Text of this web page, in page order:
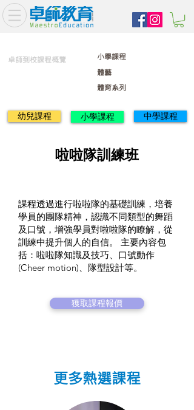
卓師到校課程概覽
體藝
體育系列
小學課程
幼兒課程 小學課程 中學課程
課程透過進行啦啦隊的基礎訓練，培養
學員的團隊精神，認識不同類型的舞蹈
及口號，增強學員對啦啦隊的瞭解，從
訓練中提升個人的自信。 主要內容包
括：啦啦隊知識及技巧、口號動作
(Cheer motion)、隊型設計等。
獲取課程報價
啦啦隊訓練班
更多熱選課程